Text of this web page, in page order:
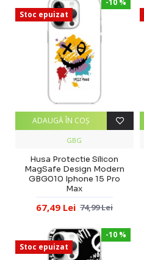
-10 %
Stoc epuizat
GBG
Husa Protectie Silicon
MagSafe Design Modern
GBG010 Iphone 15 Pro
Max
67,49 Lei 74,99 Lei
ADAUGĂ ÎN COŞ
-10 %
Stoc epuizat